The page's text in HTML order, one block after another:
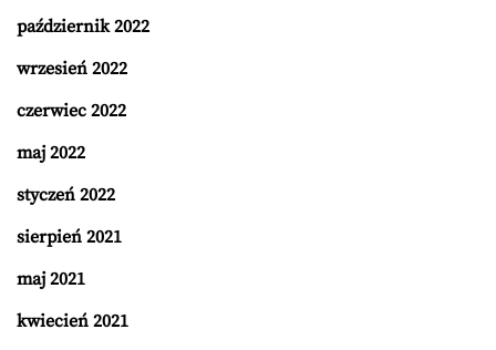
październik 2022
wrzesień 2022
czerwiec 2022
maj 2022
styczeń 2022
sierpień 2021
maj 2021
kwiecień 2021